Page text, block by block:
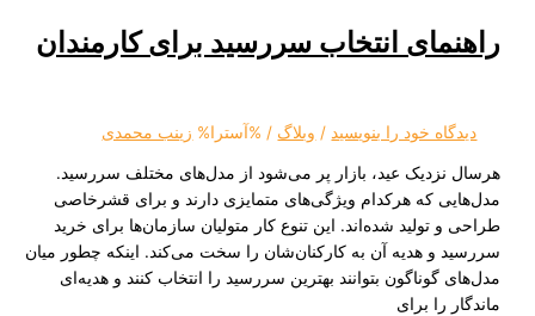
انتخاب سررسید برای کارمندان
خود را بنویسید / وبلاگ/ %آسترا% زینب محمدی
عید، بازار پر می‌شود از مدل‌های مختلف سررسید.
که هرکدام ویژگی‌های متمایزی دارند و برای قشرخاصی
شده‌اند. این تنوع کار متولیان سازمان‌ها برای خرید
هدیه آن به کارکنان‌شان را سخت می‌کند. اینکه چطور میان
بتوانند بهترین سررسید را انتخاب کنند و هدیه‌ای
برای